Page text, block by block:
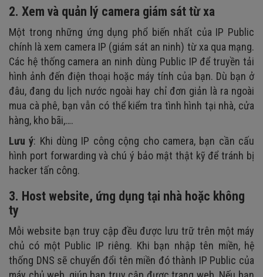
2. Xem và quản lý camera giám sát từ xa
Một trong những ứng dụng phổ biến nhất của IP Public
chính là xem camera IP (giám sát an ninh) từ xa qua mạng.
Các hệ thống camera an ninh dùng Public IP để truyền tải
hình ảnh đến điện thoại hoặc máy tính của bạn. Dù bạn ở
đâu, đang du lịch nước ngoài hay chỉ đơn giản là ra ngoài
mua cà phê, bạn vẫn có thể kiểm tra tình hình tại nhà, cửa
hàng, kho bãi,….
Lưu ý: Khi dùng IP công cộng cho camera, bạn cần cấu
hình port forwarding và chú ý bảo mật thật kỹ để tránh bị
hacker tấn công.
3. Host website, ứng dụng tại nhà hoặc không
ty
Mỗi website bạn truy cập đều được lưu trữ trên một máy
chủ có một Public IP riêng. Khi bạn nhập tên miền, hệ
thống DNS sẽ chuyển đổi tên miền đó thành IP Public của